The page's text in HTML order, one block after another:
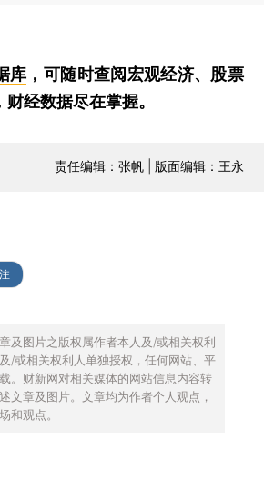
库 ，可随时查阅宏观经济、股票
经数据尽在掌握。
责任编辑：张帆 | 版面编辑：王永
及图片之版权属作者本人及/或相关权利
/或相关权利人单独授权，任何网站、平
。财新网对相关媒体的网站信息内容转
文章及图片。文章均为作者个人观点，
和观点。